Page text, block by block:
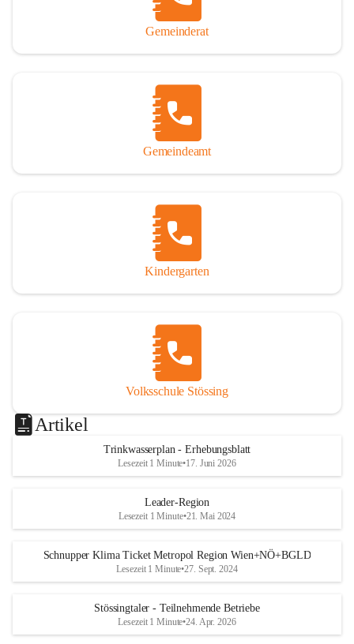
Gemeinderat
Gemeindeamt
Kindergarten
Volksschule Stössing
Artikel
Trinkwasserplan - Erhebungsblatt
Lesezeit 1 Minute•17. Juni 2026
Leader-Region
Lesezeit 1 Minute•21. Mai 2024
Schnupper Klima Ticket Metropol Region Wien+NÖ+BGLD
Lesezeit 1 Minute•27. Sept. 2024
Stössingtaler - Teilnehmende Betriebe
Lesezeit 1 Minute•24. Apr. 2026